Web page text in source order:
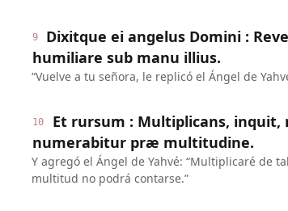
9
Dixitque ei angelus Domini :
humiliare sub manu illius.
“Vuelve a tu señora, le replicó el Ángel de
10
Et rursum : Multiplicans,
numerabitur præ multitudine.
Y agregó el Ángel de Yahvé: “Multiplicaré de
multitud no podrá contarse.”